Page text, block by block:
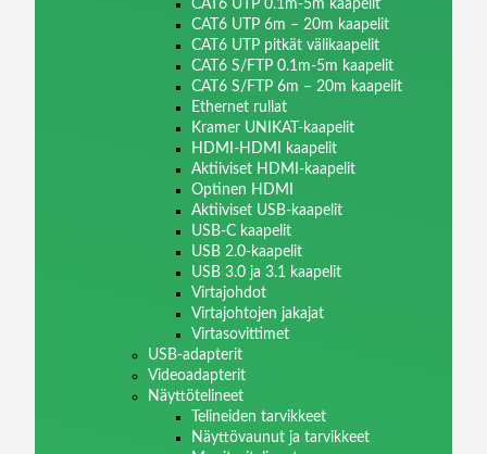
CAT6 UTP 0.1m-5m kaapelit
CAT6 UTP 6m – 20m kaapelit
CAT6 UTP pitkät välikaapelit
CAT6 S/FTP 0.1m-5m kaapelit
CAT6 S/FTP 6m – 20m kaapelit
Ethernet rullat
Kramer UNIKAT-kaapelit
HDMI-HDMI kaapelit
Aktiiviset HDMI-kaapelit
Optinen HDMI
Aktiiviset USB-kaapelit
USB-C kaapelit
USB 2.0-kaapelit
USB 3.0 ja 3.1 kaapelit
Virtajohdot
Virtajohtojen jakajat
Virtasovittimet
USB-adapterit
Videoadapterit
Näyttötelineet
Telineiden tarvikkeet
Näyttövaunut ja tarvikkeet